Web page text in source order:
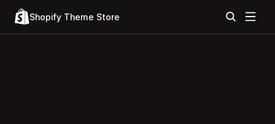
Shopify Theme Store